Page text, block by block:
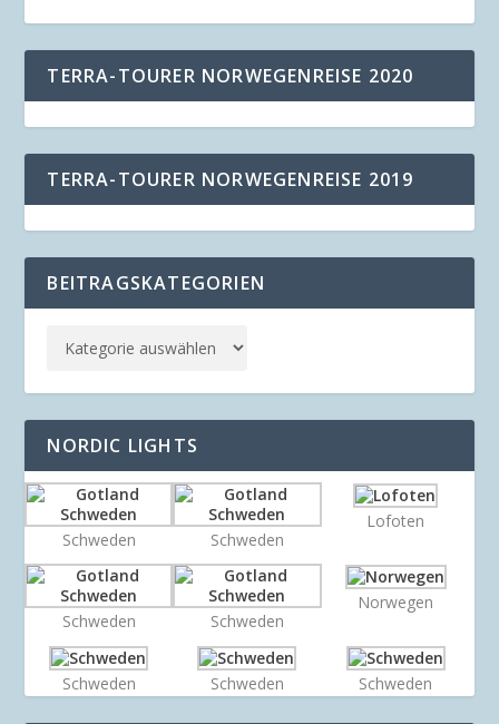
TERRA-TOURER NORWEGENREISE 2020
TERRA-TOURER NORWEGENREISE 2019
BEITRAGSKATEGORIEN
NORDIC LIGHTS
Schweden Schweden
Lofoten
Schweden Schweden
Norwegen
Schweden Schweden Schweden